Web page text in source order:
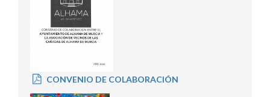
CONVENIO DE COLABORACIÓN